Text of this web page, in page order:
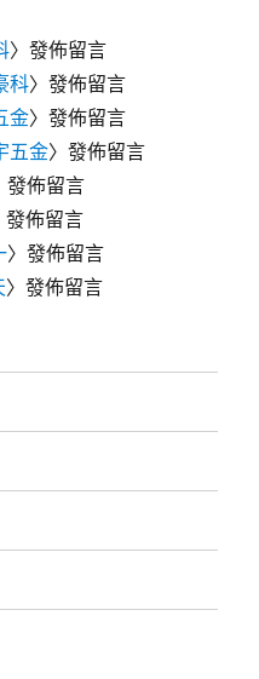
〉發佈留言
科〉發佈留言
金〉發佈留言
五金〉發佈留言
發佈留言
發佈留言
〉發佈留言
〉發佈留言